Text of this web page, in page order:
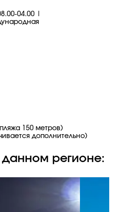
04.00 |
150 метров)
дополнительно)
данном регионе: